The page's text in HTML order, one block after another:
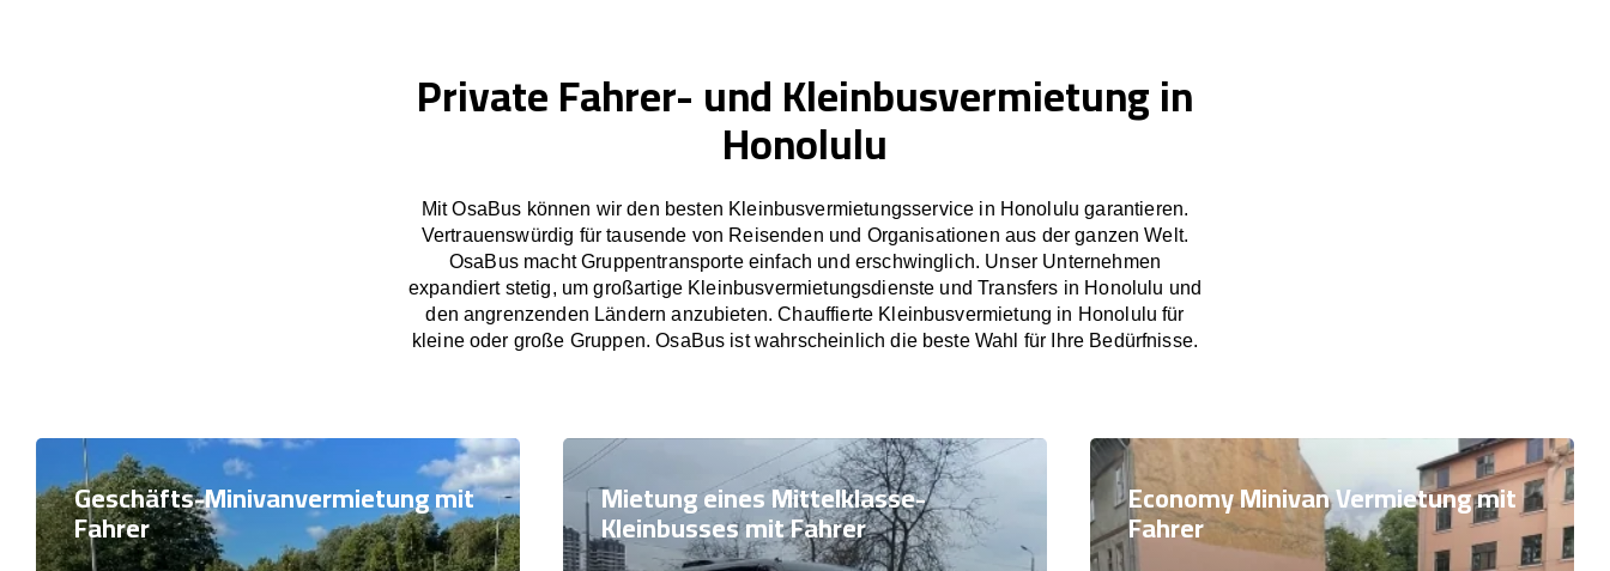
Private Fahrer- und Kleinbusvermietung in
Honolulu
Mit OsaBus können wir den besten Kleinbusvermietungsservice in Honolulu garantieren.
Vertrauenswürdig für tausende von Reisenden und Organisationen aus der ganzen Welt.
OsaBus macht Gruppentransporte einfach und erschwinglich. Unser Unternehmen
expandiert stetig, um großartige Kleinbusvermietungsdienste und Transfers in Honolulu und
den angrenzenden Ländern anzubieten. Chauffierte Kleinbusvermietung in Honolulu für
kleine oder große Gruppen. OsaBus ist wahrscheinlich die beste Wahl für Ihre Bedürfnisse.
Geschäfts-Minivanvermietung mit
Fahrer
Mietung eines Mittelklasse-
Kleinbusses mit Fahrer
Economy Minivan Vermietung mit
Fahrer